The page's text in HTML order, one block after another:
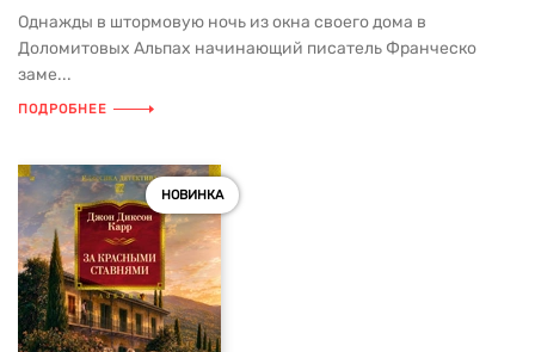
Однажды в штормовую ночь из окна своего дома в
Доломитовых Альпах начинающий писатель Франческо
заме...
ПОДРОБНЕЕ
НОВИНКА